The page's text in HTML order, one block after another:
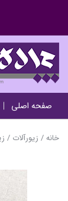
صفحه اصلی
خانه/ زیورآلات /